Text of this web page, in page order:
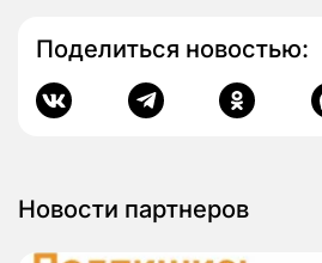
Поделиться новостью:
Новости партнеров